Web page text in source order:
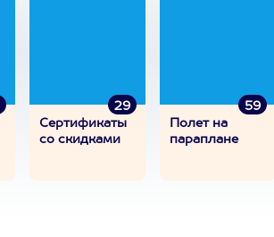
29
Сертификаты
со скидками
59
Полет на
параплане